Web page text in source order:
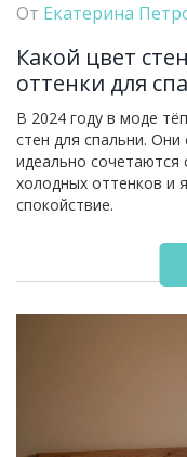
От Екатерина
Какой цвет
оттенки для
В 2024 году в моде
стен для спальни.
идеально сочетаются
холодных оттенков и
спокойствие.